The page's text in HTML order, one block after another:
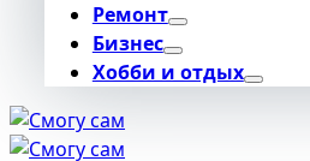
Ремонт
Бизнес
Хобби и отдых